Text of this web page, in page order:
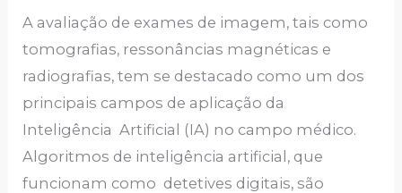
A avaliação de exames de imagem, tais como
tomografias, ressonâncias magnéticas e
radiografias, tem se destacado como um dos
principais campos de aplicação da
Inteligência Artificial (IA) no campo médico.
Algoritmos de inteligência artificial, que
funcionam como detetives digitais, são